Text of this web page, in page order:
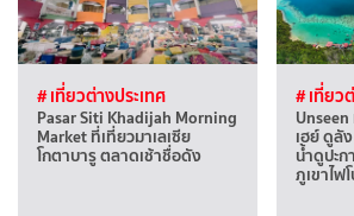
# เที่ยวต่างประเทศ
Pasar Siti Khadijah Morning
Market ที่เที่ยวมาเลเซีย
โกตาบารู ตลาดเช้าชื่อดัง
# เที่ยว
Unseen
เฮย์ ดูลั
น้ำดูปะ
ภูเขาไฟ